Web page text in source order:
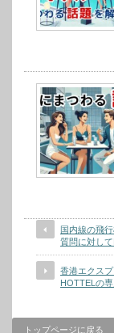
国内線の飛
質問に対し
香港エクス
HOTTELの
トップページに戻る